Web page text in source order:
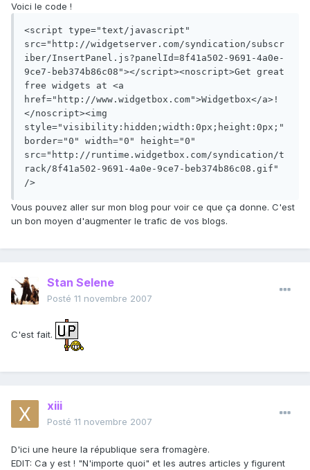
Voici le code !
<script type="text/javascript"
src="http://widgetserver.com/syndication/subscr
iber/InsertPanel.js?panelId=8f41a502-9691-4a0e-
9ce7-beb374b86c08"></script><noscript>Get great
free widgets at <a
href="http://www.widgetbox.com">Widgetbox</a>!
</noscript><img
style="visibility:hidden;width:0px;height:0px;"
border="0" width="0" height="0"
src="http://runtime.widgetbox.com/syndication/t
rack/8f41a502-9691-4a0e-9ce7-beb374b86c08.gif"
/>
Vous pouvez aller sur mon blog pour voir ce que ça donne. C'est
un bon moyen d'augmenter le trafic de vos blogs.
Stan Selene
Posté 11 novembre 2007
C'est fait.
xiii
Posté 11 novembre 2007
D'ici une heure la république sera fromagère.
EDIT: Ca y est ! "N'importe quoi" et les autres articles y figurent